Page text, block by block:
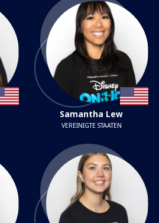
Samantha Lew
VEREINIGTE STAATEN